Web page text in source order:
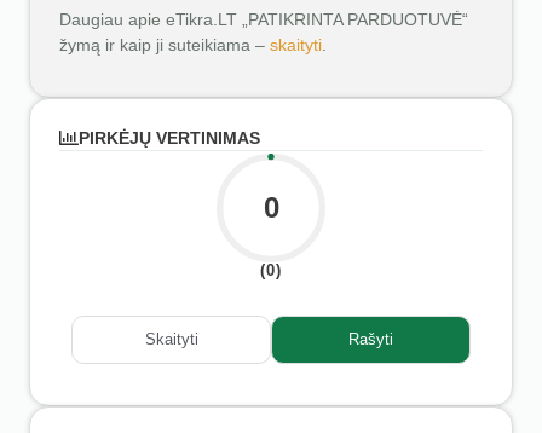
Daugiau apie eTikra.LT „PATIKRINTA PARDUOTUVĖ“
žymą ir kaip ji suteikiama – skaityti
PIRKĖJŲ VERTINIMAS
0
(0)
Skaityti Rašyti